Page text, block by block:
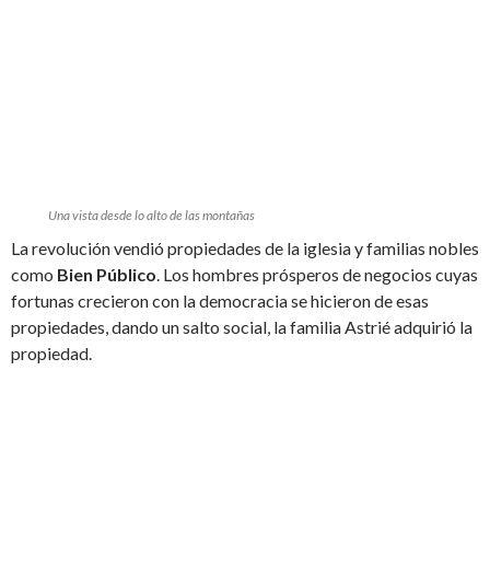
Una vista desde lo alto de las montañas
La revolución vendió propiedades de la iglesia y familias nobles
como Bien Público. Los hombres prósperos de negocios cuyas
fortunas crecieron con la democracia se hicieron de esas
propiedades, dando un salto social, la familia Astrié adquirió la
propiedad.